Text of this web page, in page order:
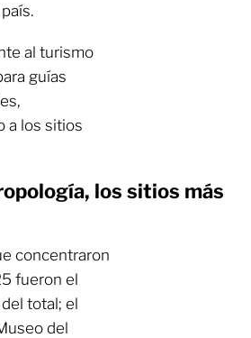
al turismo
guías
a los sitios
los sitios más
concentraron
fueron el
total; el
del